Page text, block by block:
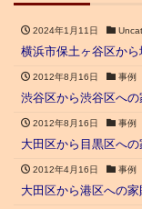
2024年1月11日
横浜市保土ヶ谷区か
2012年8月16日 事例
渋谷区から渋谷区への
2012年8月16日 事例
大田区から目黒区への
2012年4月16日 事例
大田区から港区への家